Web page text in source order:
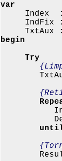
var
Index  :
IndFix
TxtAux
begin
     Try